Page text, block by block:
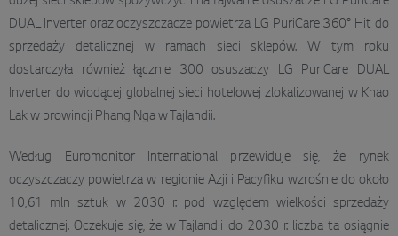
DUAL Inverter oraz oczyszczacze powietrza LG PuriCare 360° Hit do
sprzedaży detalicznej w ramach sieci sklepów. W tym roku
dostarczyła również łącznie 300 osuszaczy LG PuriCare DUAL
Inverter do wiodącej globalnej sieci hotelowej zlokalizowanej w Khao
Lak w prowincji Phang Nga w Tajlandii.
Według Euromonitor International przewiduje się, że rynek
oczyszczaczy powietrza w regionie Azji i Pacyfiku wzrośnie do około
10,61 mln sztuk w 2030 r. pod względem wielkości sprzedaży
detalicznej. Oczekuje się, że w Tajlandii do 2030 r. liczba ta osiągnie